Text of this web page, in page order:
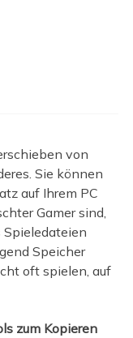
von
Sie können
auf Ihrem PC
Gamer sind,
Spieledateien
Speicher
oft spielen, auf
zum Kopieren